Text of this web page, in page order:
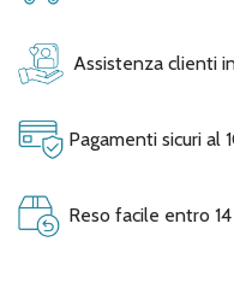
Assistenza clienti
Pagamenti sicuri al
Reso facile entro